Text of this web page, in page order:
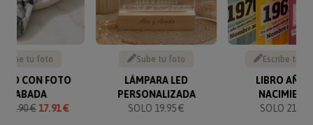
Sube tu foto
CON FOTO
GRABADA
19.90 €17.91 €
Sube tu foto
LÁMPARA LED
PERSONALIZADA
SOLO 19.95 €
Escribe tu
LIBRO AÑO
SOLO 21.95